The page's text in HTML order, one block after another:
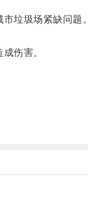
垃圾场紧缺问题。
伤害。